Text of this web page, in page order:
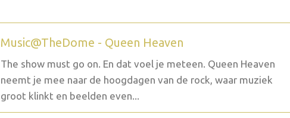
Music@TheDome - Queen Heaven
The show must go on. En dat voel je meteen. Queen Heaven
neemt je mee naar de hoogdagen van de rock, waar muziek
groot klinkt en beelden even...